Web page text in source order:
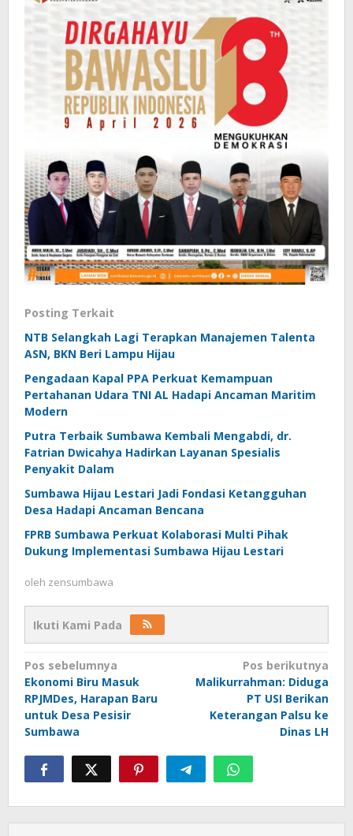
Posting Terkait
NTB Selangkah Lagi Terapkan Manajemen Talenta
ASN, BKN Beri Lampu Hijau
Pengadaan Kapal PPA Perkuat Kemampuan
Pertahanan Udara TNI AL Hadapi Ancaman Maritim
Modern
Putra Terbaik Sumbawa Kembali Mengabdi, dr.
Fatrian Dwicahya Hadirkan Layanan Spesialis
Penyakit Dalam
Sumbawa Hijau Lestari Jadi Fondasi Ketangguhan
Desa Hadapi Ancaman Bencana
FPRB Sumbawa Perkuat Kolaborasi Multi Pihak
Dukung Implementasi Sumbawa Hijau Lestari
oleh zensumbawa
Ikuti Kami Pada
Navigasi
pos
Pos sebelumnya
Ekonomi Biru Masuk
RPJMDes, Harapan Baru
untuk Desa Pesisir
Sumbawa
Pos berikutnya
Malikurrahman: Diduga
PT USI Berikan
Keterangan Palsu ke
Dinas LH